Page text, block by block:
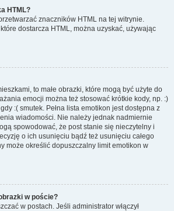
HTML?
znaczników HTML na tej witrynie.
dostarcza HTML, można uzyskać, używając
to małe obrazki, które mogą być użyte do
emocji można też stosować krótkie kody, np. :)
:( smutek. Pełna lista emotikon jest dostępna z
wiadomości. Nie należy jednak nadmiernie
spowodować, że post stanie się nieczytelny i
o ich usunięciu bądź też usunięciu całego
może określić dopuszczalny limit emotikon w
w poście?
w postach. Jeśli administrator włączył